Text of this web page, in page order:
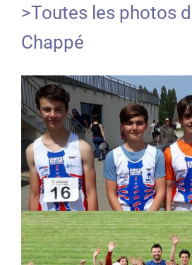
>Toutes les photos
Chappé